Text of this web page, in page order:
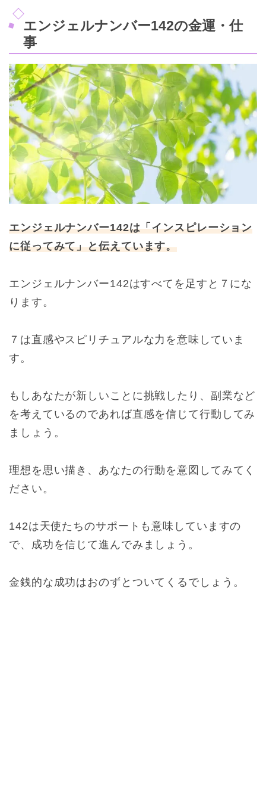
エンジェルナンバー142の金運・仕
事
エンジェルナンバー142は「インスピレーション
に従ってみて」と伝えています。
エンジェルナンバー142はすべてを足すと７にな
ります。
７は直感やスピリチュアルな力を意味していま
す。
もしあなたが新しいことに挑戦したり、副業など
を考えているのであれば直感を信じて行動してみ
ましょう。
理想を思い描き、あなたの行動を意図してみてく
ださい。
142は天使たちのサポートも意味していますの
で、成功を信じて進んでみましょう。
金銭的な成功はおのずとついてくるでしょう。